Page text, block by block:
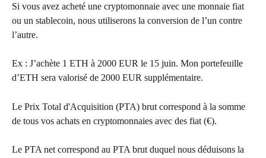
Si vous avez acheté une cryptomonnaie avec une monnaie fiat
ou un stablecoin, nous utiliserons la conversion de l’un contre
l’autre.
Ex : J’achète 1 ETH à 2000 EUR le 15 juin. Mon portefeuille
d’ETH sera valorisé de 2000 EUR supplémentaire.
Le Prix Total d'Acquisition (PTA) brut correspond à la somme
de tous vos achats en cryptomonnaies avec des fiat (€).
Le PTA net correspond au PTA brut duquel nous déduisons la